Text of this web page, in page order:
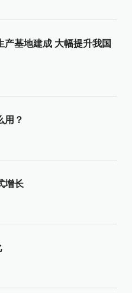
基地建成 大幅提升我国
用？
增长